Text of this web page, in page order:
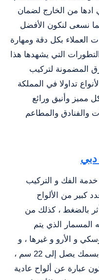
ادها من الخارج لضمان
نسعى لنكون الأفضل
العملاء بكل دقة ومهارة
التي يشهدها هذا
المضمونة لتركيب
تداولا في المملكة
مميز وأنيق ورائع
والفنادق والمطاعم
خدمة الفك و التركيب
كبير من الألواح
بالضغط ، كذلك من
المسمار الذي يتم
و الأرو و غيرها ، و
كذلك الخشب الصولد الذي يمتاز بسمك يصل إلى 22 سم ،
عبارة عن ألواح عادية